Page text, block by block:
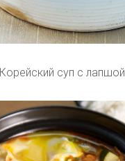
Корейский суп с лапшой